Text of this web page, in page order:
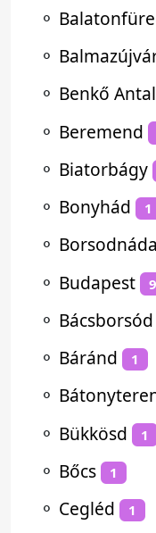
⚬
⚬
⚬ Benkő
⚬ Beremend
⚬ Biatorbágy
⚬ Bonyhád 1
⚬
⚬ Budapest 9
⚬ Bácsborsód
⚬ Báránd 1
⚬
⚬ Bükkösd 1
⚬ Bőcs 1
⚬ Cegléd 1